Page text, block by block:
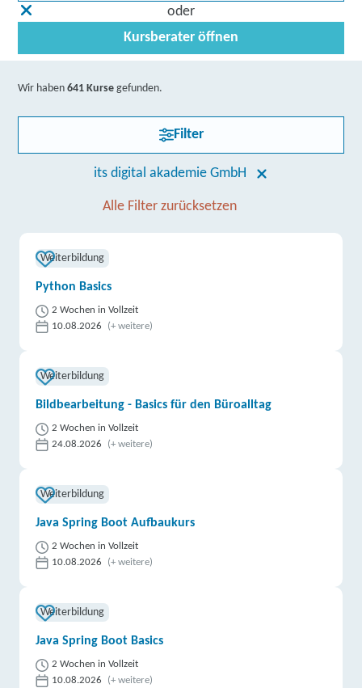
oder
Kursberater öffnen
Wir haben641 Kurse gefunden.
Filter
its digital akademie GmbH
Alle Filter zurücksetzen
Weiterbildung
Python Basics
2 Wochen in Vollzeit
10.08.2026
(+ weitere)
Weiterbildung
Bildbearbeitung - Basics für den Büroalltag
2 Wochen in Vollzeit
24.08.2026
(+ weitere)
Weiterbildung
Java Spring Boot Aufbaukurs
2 Wochen in Vollzeit
10.08.2026
(+ weitere)
Weiterbildung
Java Spring Boot Basics
2 Wochen in Vollzeit
10.08.2026
(+ weitere)